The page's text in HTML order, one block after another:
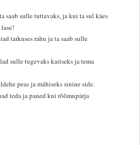
saab sulle tuttavaks, ja kui ta sul käes
tarkuses rahu ja ta saab sulle
sulle tugevaks kaitseks ja tema
peas ja mähiseks sinine side.
teda ja paned kui rõõmupärja